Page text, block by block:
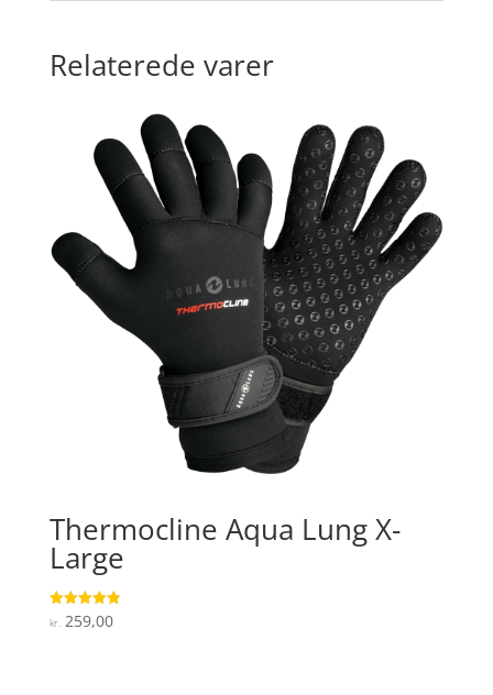
Relaterede varer
Thermocline Aqua Lung X-
Large
Vurderet
4.9
kr. 259,00